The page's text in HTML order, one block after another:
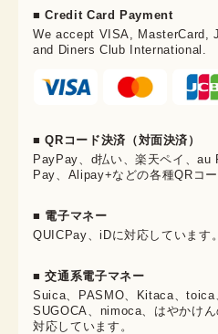
■ Credit Card Payment
We accept VISA, MasterCard,
and Diners Club International.
■ QRコード決済（対面決済）
PayPay、d払い、楽天ペイ、au
Pay、Alipay+などの各種QRコー
■ 電子マネー
QUICPay、iDに対応しています。
■ 交通系電子マネー
Suica、PASMO、Kitaca、toica
SUGOCA、nimoca、はやかけ
対応しています。